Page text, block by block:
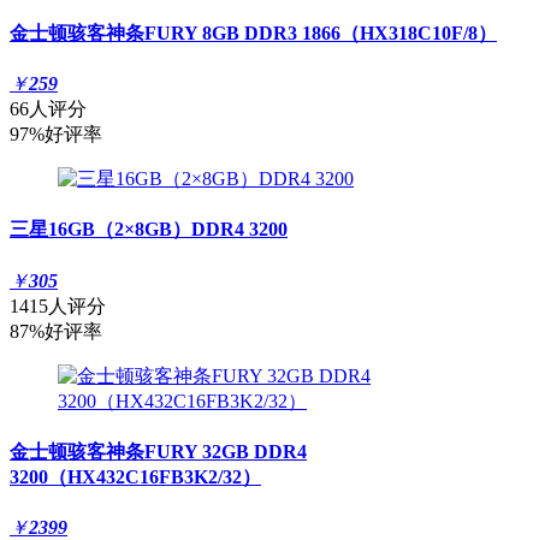
金士顿骇客神条FURY 8GB DDR3 1866（HX318C10F/8）
￥259
66人评分
97%好评率
三星16GB（2×8GB）DDR4 3200
￥305
1415人评分
87%好评率
金士顿骇客神条FURY 32GB DDR4
3200（HX432C16FB3K2/32）
￥2399